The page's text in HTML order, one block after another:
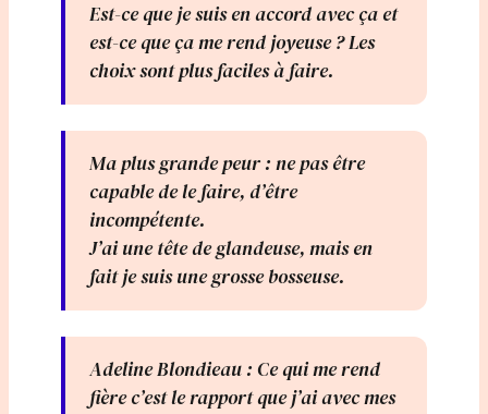
Est-ce que je suis en accord avec ça et
est-ce que ça me rend joyeuse ? Les
choix sont plus faciles à faire.
Ma plus grande peur : ne pas être
capable de le faire, d’être
incompétente.
J’ai une tête de glandeuse, mais en
fait je suis une grosse bosseuse.
Adeline Blondieau : Ce qui me rend
fière c’est le rapport que j’ai avec mes